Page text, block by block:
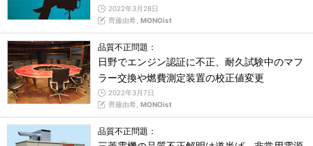
2022年3月28日
齊藤由希, MONOist
品質不正問題：
日野でエンジン認証に不正、耐久試験中のマフ
ラー交換や燃費測定装置の校正値変更
2022年3月7日
齊藤由希, MONOist
品質不正問題：